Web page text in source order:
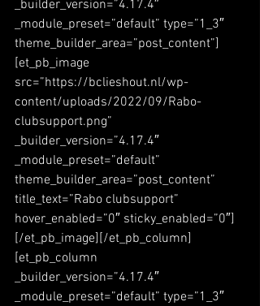
_builder_version=”4.17.4″
_module_preset=”default” type=”1_3″
theme_builder_area=”post_content”]
[et_pb_image
src=”https://bclieshout.nl/wp-
content/uploads/2022/09/Rabo-
clubsupport.png”
_builder_version=”4.17.4″
_module_preset=”default”
theme_builder_area=”post_content”
title_text=”Rabo clubsupport”
hover_enabled=”0″ sticky_enabled=”0″]
[/et_pb_image][/et_pb_column]
[et_pb_column
_builder_version=”4.17.4″
_module_preset=”default” type=”1_3″